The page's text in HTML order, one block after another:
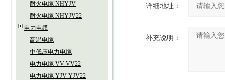
耐火电缆 NHYJV
耐火电缆 NHYJV22
电力电缆
高温电缆
中低压电力电缆
电力电缆 VV VV22
电力电缆 YJV YJV22
详细地址：
补充说明：